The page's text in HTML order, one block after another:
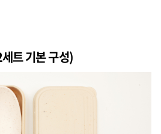
트 기본 구성)